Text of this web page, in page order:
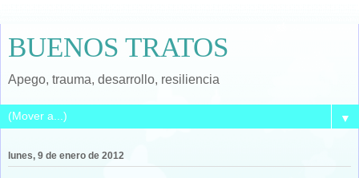
BUENOS TRATOS
Apego, trauma, desarrollo, resiliencia
▼
lunes, 9 de enero de 2012